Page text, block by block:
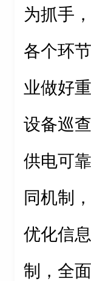
为抓手
各个环
业做好
设备巡
供电可
同机制
优化信
制，全